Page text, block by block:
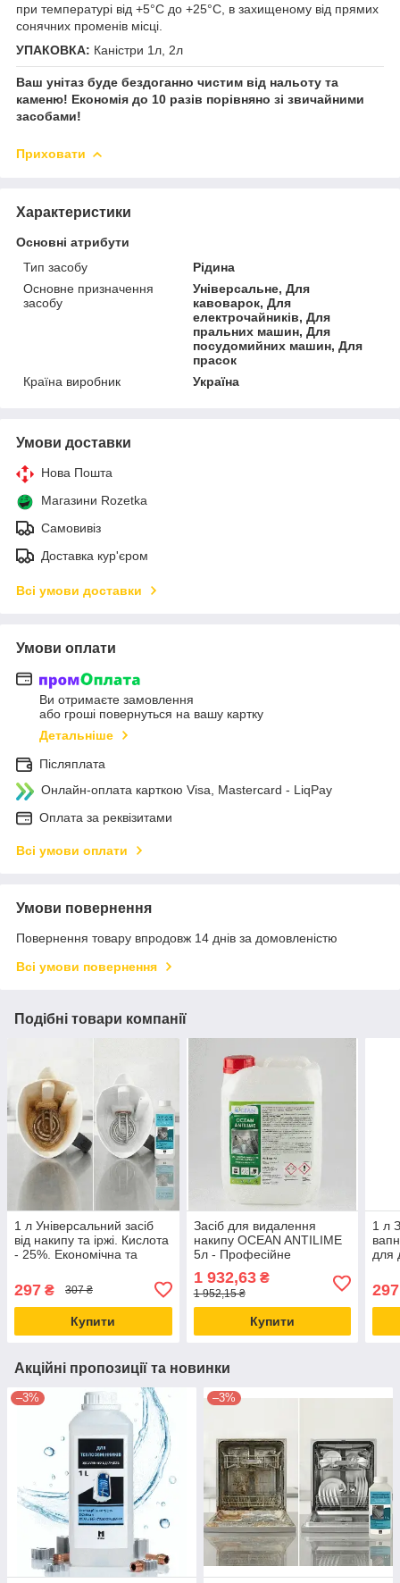
при температурі від +5°C до +25°C, в захищеному від прямих
сонячних променів місці.
УПАКОВКА: Каністри 1л, 2л
Ваш унітаз буде бездоганно чистим від нальоту та
каменю! Економія до 10 разів порівняно зі звичайними
засобами!
Приховати
Характеристики
Основні атрибути
Тип засобу
Рідина
Основне призначення
засобу
Універсальне, Для
кавоварок, Для
електрочайників, Для
пральних машин, Для
посудомийних машин, Для
прасок
Країна виробник
Україна
Умови доставки
Нова Пошта
Магазини Rozetka
Самовивіз
Доставка кур'єром
Всі умови доставки
Умови оплати
Ви отримаєте замовлення
або гроші повернуться на вашу картку
Детальніше
Післяплата
Онлайн-оплата карткою Visa, Mastercard - LiqPay
Оплата за реквізитами
Всі умови оплати
Умови повернення
Повернення товару впродовж 14 днів за домовленістю
Всі умови повернення
Подібні товари компанії
1 л Універсальний засіб
від накипу та іржі. Кислота
- 25%. Економічна та
297 ₴ 307 ₴
Купити
Засіб для видалення
накипу OCEAN ANTILIME
5л - Професійне
відкладень
1 932,63₴
1 952,15 ₴
Купити
1 л
для
297
Акційні пропозиції та новинки
–3% –3%